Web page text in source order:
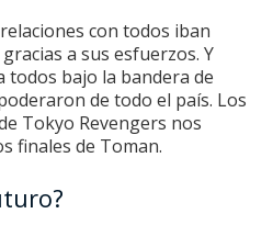
con todos iban
a sus esfuerzos. Y
bajo la bandera de
de todo el país. Los
Tokyo Revengers nos
finales de Toman.